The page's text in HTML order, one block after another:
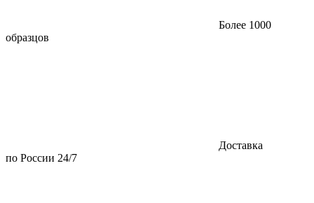
Более 1000
образцов
Доставка
по России 24/7